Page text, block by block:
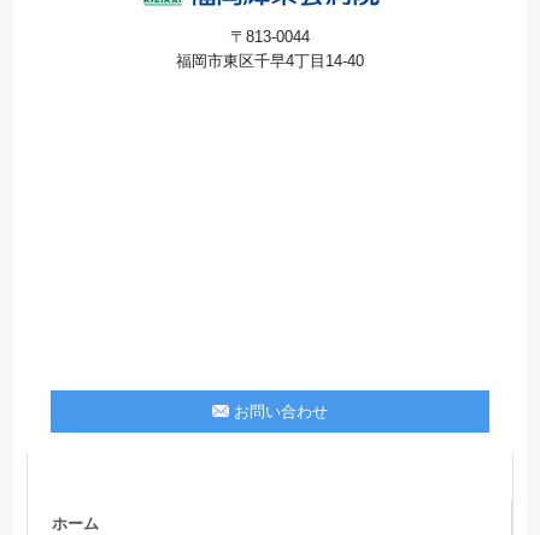
〒813-0044
福岡市東区千早4丁目14-40
お問い合わせ
ホーム